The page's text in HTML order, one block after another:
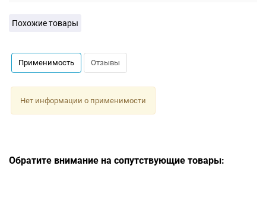
Похожие товары
Применимость Отзывы
Нет информации о применимости
Обратите внимание на сопутствующие товары: